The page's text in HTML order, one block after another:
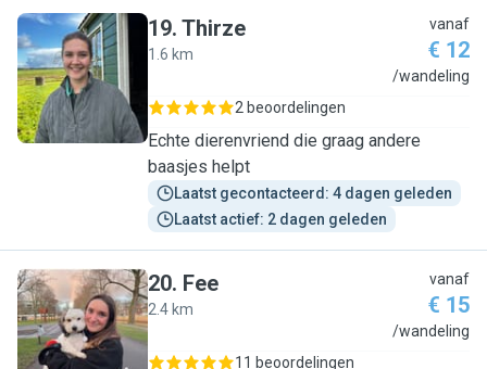
T
19. Thirze
1.6 km
vanaf
€ 12
/wandeling
2 beoordelingen
Echte dierenvriend die graag andere
baasjes helpt
Laatst gecontacteerd: 4 dagen geleden
Laatst actief: 2 dagen geleden
F
20. Fee
2.4 km
vanaf
€ 15
/wandeling
11 beoordelingen